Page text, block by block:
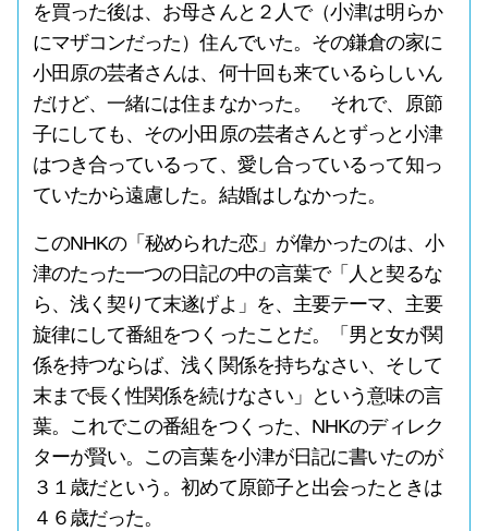
を買った後は、お母さんと２人で（小津は明らか
にマザコンだった）住んでいた。その鎌倉の家に
小田原の芸者さんは、何十回も来ているらしいん
だけど、一緒には住まなかった。 それで、原節
子にしても、その小田原の芸者さんとずっと小津
はつき合っているって、愛し合っているって知っ
ていたから遠慮した。結婚はしなかった。
このNHKの「秘められた恋」が偉かったのは、小
津のたった一つの日記の中の言葉で「人と契るな
ら、浅く契りて末遂げよ」を、主要テーマ、主要
旋律にして番組をつくったことだ。「男と女が関
係を持つならば、浅く関係を持ちなさい、そして
末まで長く性関係を続けなさい」という意味の言
葉。これでこの番組をつくった、NHKのディレク
ターが賢い。この言葉を小津が日記に書いたのが
３１歳だという。初めて原節子と出会ったときは
４６歳だった。